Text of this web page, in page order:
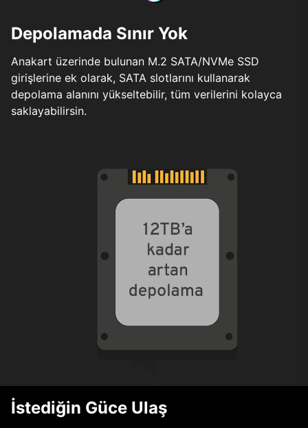
Depolamada Sınır Yok
Anakart üzerinde bulunan M.2 SATA/NVMe SSD
girişlerine ek olarak, SATA slotlarını kullanarak
depolama alanını yükseltebilir, tüm verilerini kolayca
saklayabilirsin.
İstediğin Güce Ulaş